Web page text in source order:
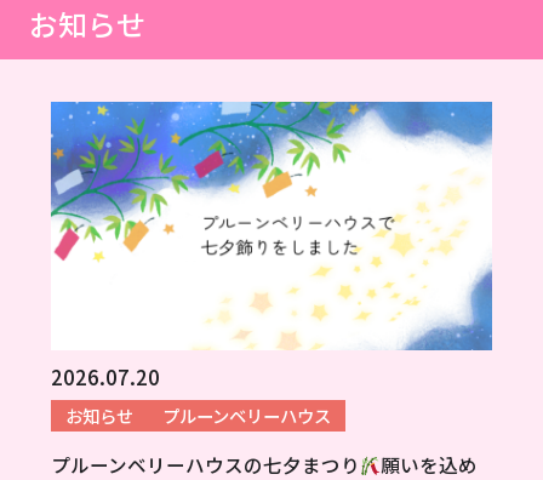
お知らせ
2026.07.20
お知らせ プルーンベリーハウス
プルーンベリーハウスの七夕まつり
願いを込め